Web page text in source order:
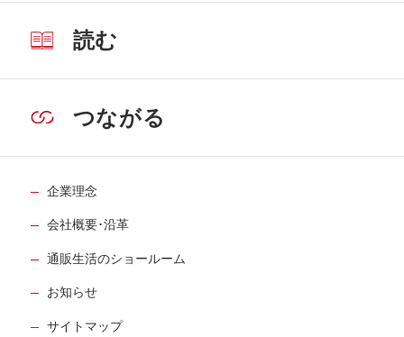
読む
つながる
企業理念
会社概要･沿革
通販生活のショールーム
お知らせ
サイトマップ